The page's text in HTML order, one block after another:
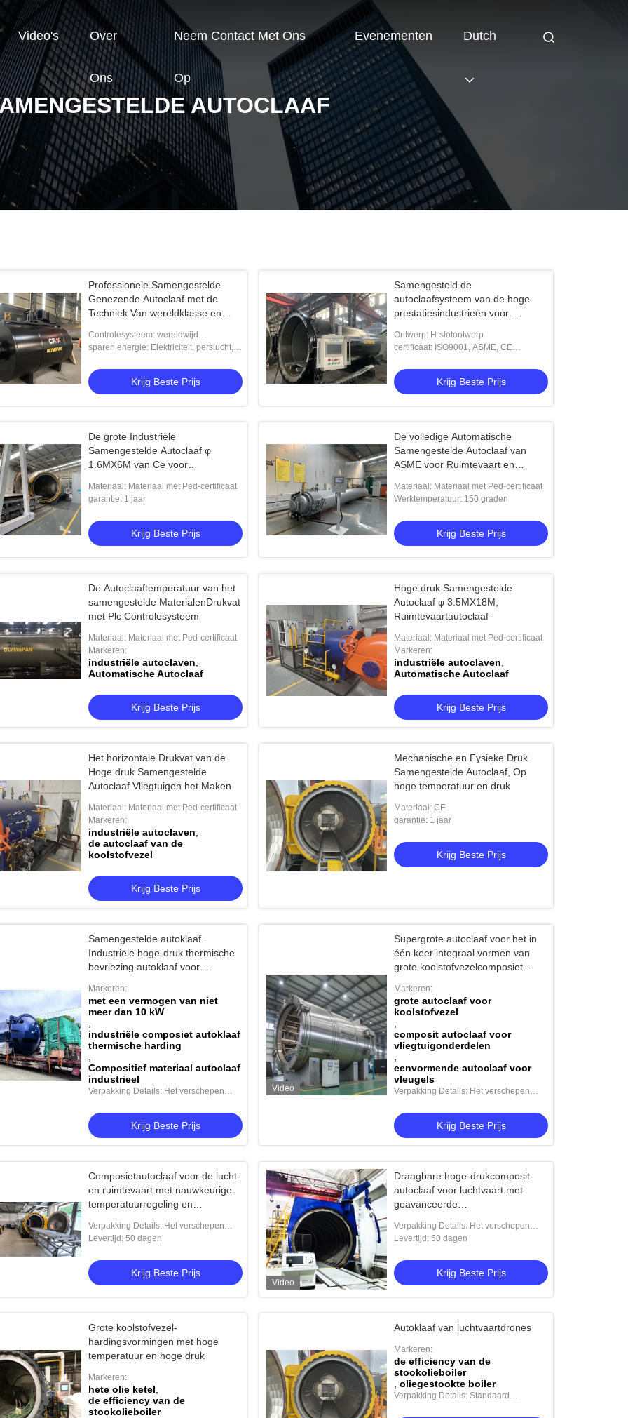
Video's Over
Ons
Neem Contact Met Ons
Op
Evenementen Dutch
AUTOCLAAF
van koolstofvezel, product met
temperatuur en hoge druk,
personalisatie, compleet
Krijg Beste Prijs
Professionele Samengestelde
Genezende Autoclaaf met de
Techniek Van wereldklasse en
Controlesysteem: wereldwijd
toonaangevend CPC systeem
sparen energie: Elektriciteit, perslucht,
Krijg Beste Prijs
Samengesteld de
autoclaafsysteem van de hoge
prestatiesindustrieën voor
Ontwerp: H-slotontwerp
certificaat: ISO9001, ASME, CE
Krijg Beste Prijs
De grote Industriële
Samengestelde Autoclaaf φ
1.6MX6M van Ce voor
Materiaal: Materiaal met Ped-certificaat
garantie: 1 jaar
Krijg Beste Prijs
De volledige Automatische
Samengestelde Autoclaaf van
ASME voor Ruimtevaart en
Materiaal: Materiaal met Ped-certificaat
Werktemperatuur: 150 graden
Krijg Beste Prijs
De Autoclaaftemperatuur van het
samengestelde MaterialenDrukvat
met Plc Controlesysteem
Materiaal: Materiaal met Ped-certificaat
Markeren:
industriële autoclaven
Automatische Autoclaaf
Krijg Beste Prijs
Hoge druk Samengestelde
Autoclaaf φ 3.5MX18M,
Ruimtevaartautoclaaf
Materiaal: Materiaal met Ped-certificaat
Markeren:
industriële autoclaven
Automatische Autoclaaf
Krijg Beste Prijs
Het horizontale Drukvat van de
Hoge druk Samengestelde
Autoclaaf Vliegtuigen het Maken
Materiaal: Materiaal met Ped-certificaat
Markeren:
industriële autoclaven
de autoclaaf van de
koolstofvezel
Krijg Beste Prijs
Mechanische en Fysieke Druk
Samengestelde Autoclaaf, Op
hoge temperatuur en druk
Materiaal: CE
garantie: 1 jaar
Krijg Beste Prijs
Samengestelde autoklaaf.
Industriële hoge-druk thermische
bevriezing autoklaaf voor
Markeren:
met een vermogen van niet
meer dan 10 kW
industriële composiet autoklaaf
thermische harding
Compositief materiaal autoclaaf
industrieel
Verpakking Details: Het verschepen
Krijg Beste Prijs
Video
Supergrote autoclaaf voor het in
één keer integraal vormen van
grote koolstofvezelcomposiet
paneelcomponenten
Markeren:
grote autoclaaf voor
koolstofvezel
composit autoclaaf voor
vliegtuigonderdelen
eenvormende autoclaaf voor
vleugels
Verpakking Details: Het verschepen
Krijg Beste Prijs
Composietautoclaaf voor de lucht-
en ruimtevaart met nauwkeurige
temperatuurregeling en
uitharding
Verpakking Details: Het verschepen
norm
Levertijd: 50 dagen
Krijg Beste Prijs
Video
Draagbare hoge-drukcomposit-
autoclaaf voor luchtvaart met
geavanceerde
ruimtevaarttoepassingen
Verpakking Details: Het verschepen
norm
Levertijd: 50 dagen
Krijg Beste Prijs
Grote koolstofvezel-
hardingsvormingen met hoge
temperatuur en hoge druk
Markeren:
hete olie ketel
de efficiency van de
stookolieboiler
Autoklaaf van luchtvaartdrones
Markeren:
de efficiency van de
stookolieboiler
,oliegestookte boiler
Verpakking Details: Standaard